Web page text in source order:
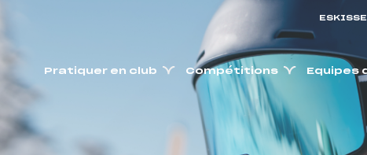
ESKISSE
Pratiquer en club Compétitions Equipes